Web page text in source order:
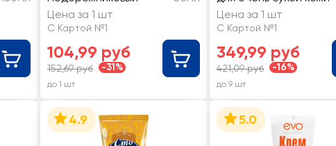
Цена за 1 шт
С Картой №1
104,99 руб
152,69 руб -31%
до 1 шт
Цена за 1 шт
С Картой №1
349,99 руб
421,09 руб -16%
до 9 шт
4.9 5.0